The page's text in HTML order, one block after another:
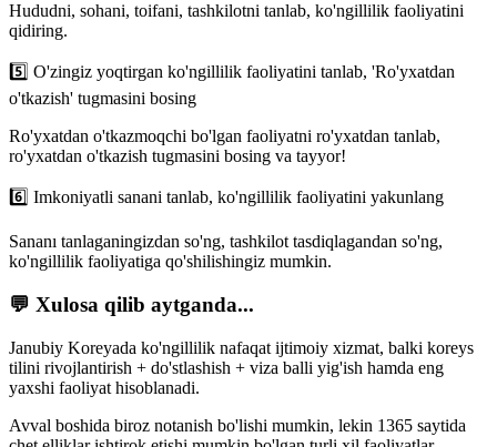
Hududni, sohani, toifani, tashkilotni tanlab, ko'ngillilik faoliyatini
qidiring.
5️⃣ O'zingiz yoqtirgan ko'ngillilik faoliyatini tanlab, 'Ro'yxatdan
o'tkazish' tugmasini bosing
Ro'yxatdan o'tkazmoqchi bo'lgan faoliyatni ro'yxatdan tanlab,
ro'yxatdan o'tkazish tugmasini bosing va tayyor!
6️⃣ Imkoniyatli sanani tanlab, ko'ngillilik faoliyatini yakunlang
Sananı tanlaganingizdan so'ng, tashkilot tasdiqlagandan so'ng,
ko'ngillilik faoliyatiga qo'shilishingiz mumkin.
💬 Xulosa qilib aytganda...
Janubiy Koreyada ko'ngillilik nafaqat ijtimoiy xizmat, balki koreys
tilini rivojlantirish + do'stlashish + viza balli yig'ish hamda eng
yaxshi faoliyat hisoblanadi.
Avval boshida biroz notanish bo'lishi mumkin, lekin 1365 saytida